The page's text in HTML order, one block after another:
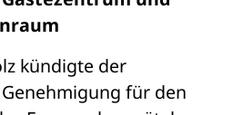
kündigte der
für den